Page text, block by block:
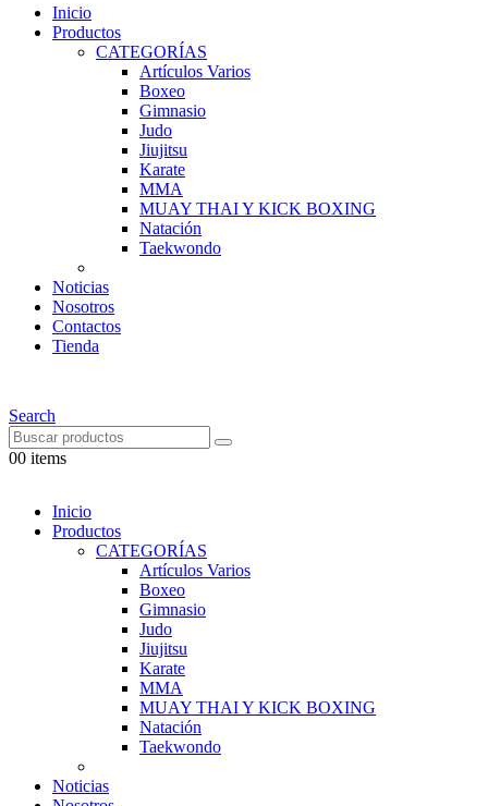
Inicio
Productos
CATEGORÍAS
Artículos Varios
Boxeo
Gimnasio
Judo
Jiujitsu
Karate
MMA
MUAY THAI Y KICK BOXING
Natación
Taekwondo
Noticias
Nosotros
Contactos
Tienda
Search
00 items
Inicio
Productos
CATEGORÍAS
Artículos Varios
Boxeo
Gimnasio
Judo
Jiujitsu
Karate
MMA
MUAY THAI Y KICK BOXING
Natación
Taekwondo
Noticias